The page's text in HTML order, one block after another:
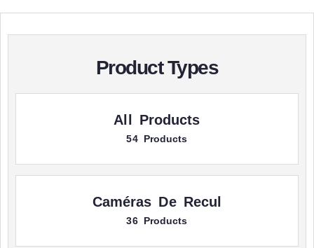
Product Types
All Products
54 Products
Caméras De Recul
36 Products